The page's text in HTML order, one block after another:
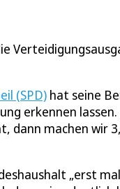
(SPD) hat seine
erkennen
dann machen wir
„erst